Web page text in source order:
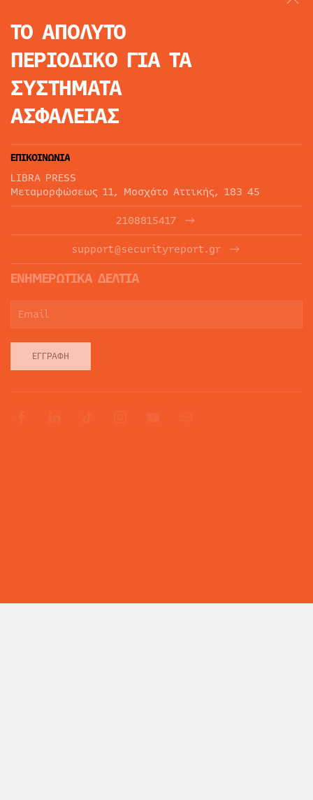
ΤΟ ΑΠΟΛΥΤΟ
ΠΕΡΙΟΔΙΚΟ ΓΙΑ ΤΑ
ΣΥΣΤΗΜΑΤΑ
ΑΣΦΑΛΕΙΑΣ
ΕΠΙΚΟΙΝΩΝΙΑ
LIBRA PRESS
Μεταμορφώσεως 11, Μοσχάτο Αττικής, 183 45
2108815417
support@securityreport.gr
ΕΝΗΜΕΡΩΤΙΚΑ ΔΕΛΤΙΑ
ΕΓΓΡΑΦΉ